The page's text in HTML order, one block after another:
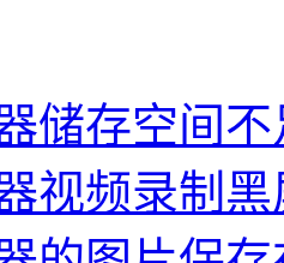
储存空间
视频录制